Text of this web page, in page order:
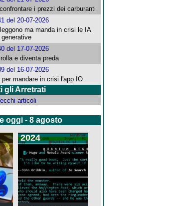
i prezzi dei carburanti
del 20-07-2026
ma manda in crisi le IA
generative
del 17-07-2026
e diventa preda
del 16-07-2026
mandare in crisi l'app IO
gli Arretrati
articoli
oggi - 8 agosto
2024